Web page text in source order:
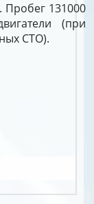
Пробег 131000
(при
СТО).